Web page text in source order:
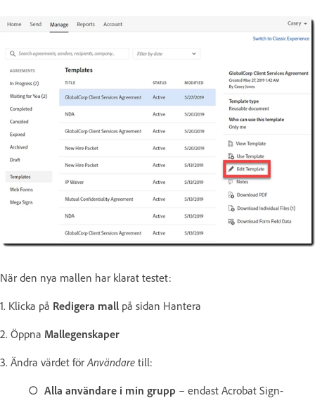
När den nya mallen har klarat testet:
1. Klicka på Redigera mall på sidan Hantera
2. Öppna Mallegenskaper
3. Ändra värdet för Användare till:
○ Alla användare i min grupp – endast Acrobat Sign-